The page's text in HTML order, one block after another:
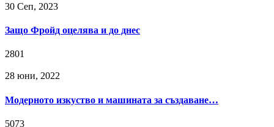
30 Сeп, 2023
Защо Фройд оцелява и до днес
2801
28 юни, 2022
Модерното изкуство и машината за създаване…
5073